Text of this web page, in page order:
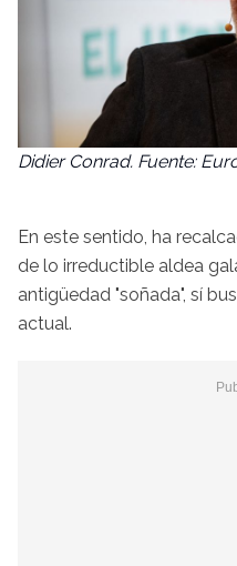
Didier Conrad. Fuente:
En este sentido, ha
de lo irreductible aldea
antigüedad "soñada", sí
actual.